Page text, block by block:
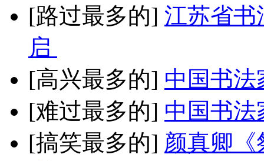
[路过最多的] 江苏省书
启
[高兴最多的] 中国书法
[难过最多的] 中国书法
[搞笑最多的] 颜真卿《